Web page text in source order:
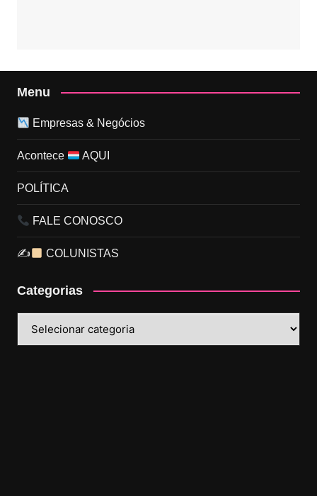
Menu
Empresas & Negócios
Acontece AQUI
POLÍTICA
FALE CONOSCO
✍ COLUNISTAS
Categorias